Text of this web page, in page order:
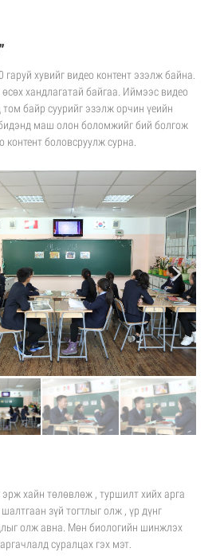
гаруй хувийг видео контент эзэлж байна.
хандлагатай байгаа. Иймээс видео
байр суурийг эзэлж орчин үеийн
маш олон боломжийг бий болгож
контент боловсруулж сурна.
хайн төлөвлөж , туршилт хийх арга
зүй тогтлыг олж , үр дүнг
олж авна. Мөн биологийн шинжлэх
суралцах гэх мэт.